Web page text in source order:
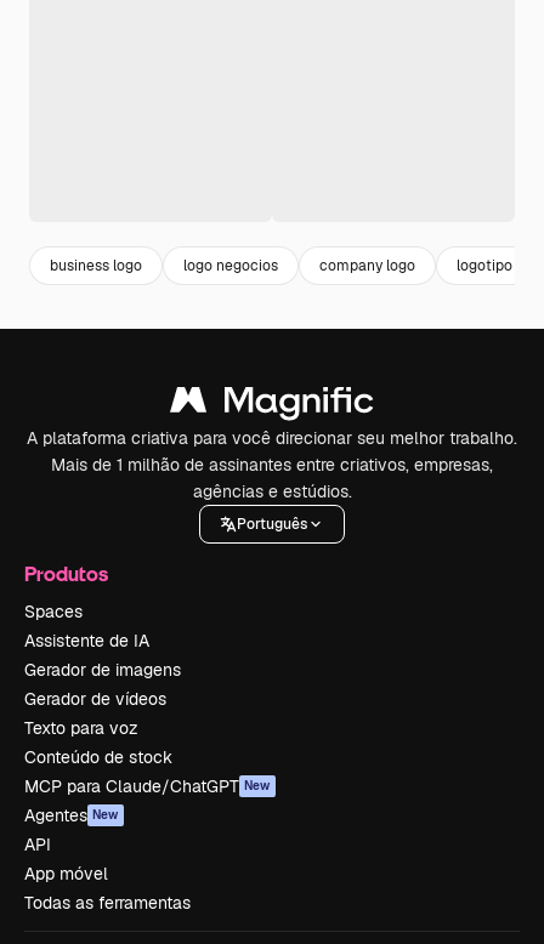
business logo logo negocios company logo logotipo
A plataforma criativa para você direcionar seu melhor trabalho.
Mais de 1 milhão de assinantes entre criativos, empresas,
agências e estúdios.
Português
Produtos
Spaces
Assistente de IA
Gerador de imagens
Gerador de vídeos
Texto para voz
Conteúdo de stock
MCP para Claude/ChatGPT New
Agentes New
API
App móvel
Todas as ferramentas